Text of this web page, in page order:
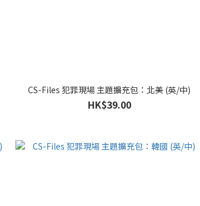
CS-Files 犯罪現場 主題擴充包：北美 (英/中)
HK$39.00